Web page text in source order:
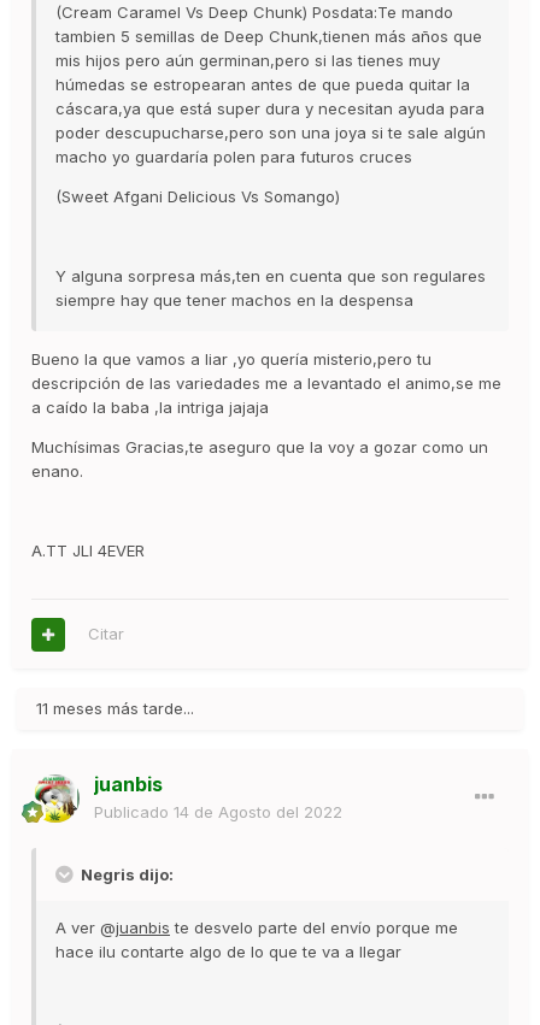
(Cream Caramel Vs Deep Chunk) Posdata:Te mando
tambien 5 semillas de Deep Chunk,tienen más años que
mis hijos pero aún germinan,pero si las tienes muy
húmedas se estropearan antes de que pueda quitar la
cáscara,ya que está super dura y necesitan ayuda para
poder descupucharse,pero son una joya si te sale algún
macho yo guardaría polen para futuros cruces
(Sweet Afgani Delicious Vs Somango)
Y alguna sorpresa más,ten en cuenta que son regulares
siempre hay que tener machos en la despensa
Bueno la que vamos a liar ,yo quería misterio,pero tu
descripción de las variedades me a levantado el animo,se me
a caído la baba ,la intriga jajaja
Muchísimas Gracias,te aseguro que la voy a gozar como un
enano.
A.TT JLI 4EVER
Citar
11 meses más tarde...
juanbis
Publicado 14 de Agosto del 2022
Negris dijo:
A ver @juanbis te desvelo parte del envío porque me
hace ilu contarte algo de lo que te va a llegar